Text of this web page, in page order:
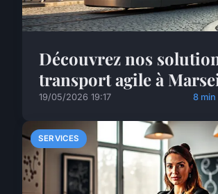
Découvrez nos
transport agile à
19/05/2026 19:17 8
SERVICES